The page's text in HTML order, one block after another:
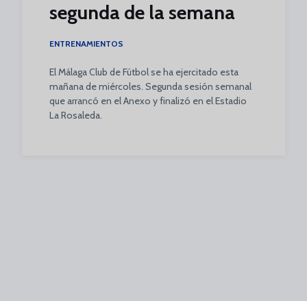
segunda de la semana
ENTRENAMIENTOS
El Málaga Club de Fútbol se ha ejercitado esta
mañana de miércoles. Segunda sesión semanal
que arrancó en el Anexo y finalizó en el Estadio
La Rosaleda.